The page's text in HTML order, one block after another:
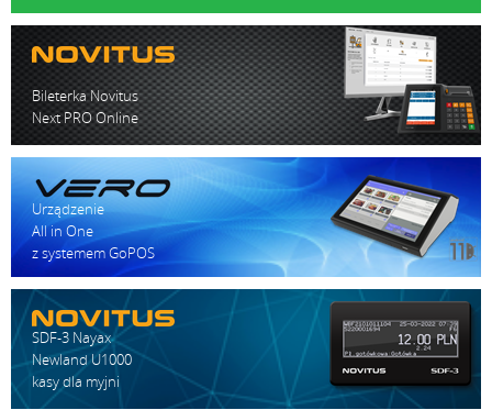
Bileterka Novitus
Next PRO Online
Urządzenie
All in One
z systemem GoPOS
SDF-3 Nayax
Newland U1000
kasy dla myjni